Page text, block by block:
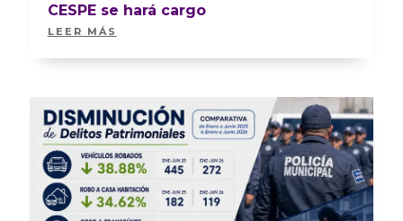
CESPE se hará cargo
LEER MÁS